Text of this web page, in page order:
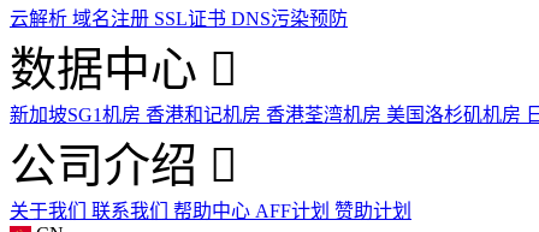
云解析 域名注册 SSL证书 DNS污染预防
数据中心
新加坡SG1机房 香港和记机房 香港荃湾机房 美国洛杉矶机房
公司介绍
关于我们 联系我们 帮助中心 AFF计划 赞助计划